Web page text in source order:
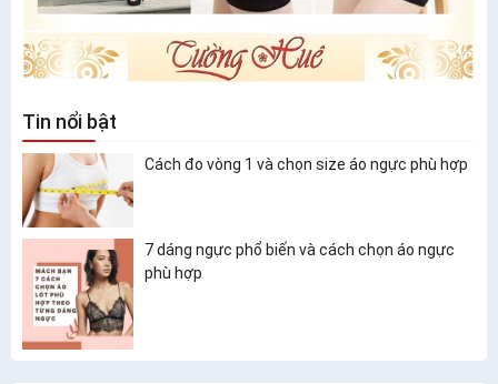
Tin nổi bật
Cách đo vòng 1 và chọn size áo ngực phù hợp
7 dáng ngực phổ biến và cách chọn áo ngực
phù hợp